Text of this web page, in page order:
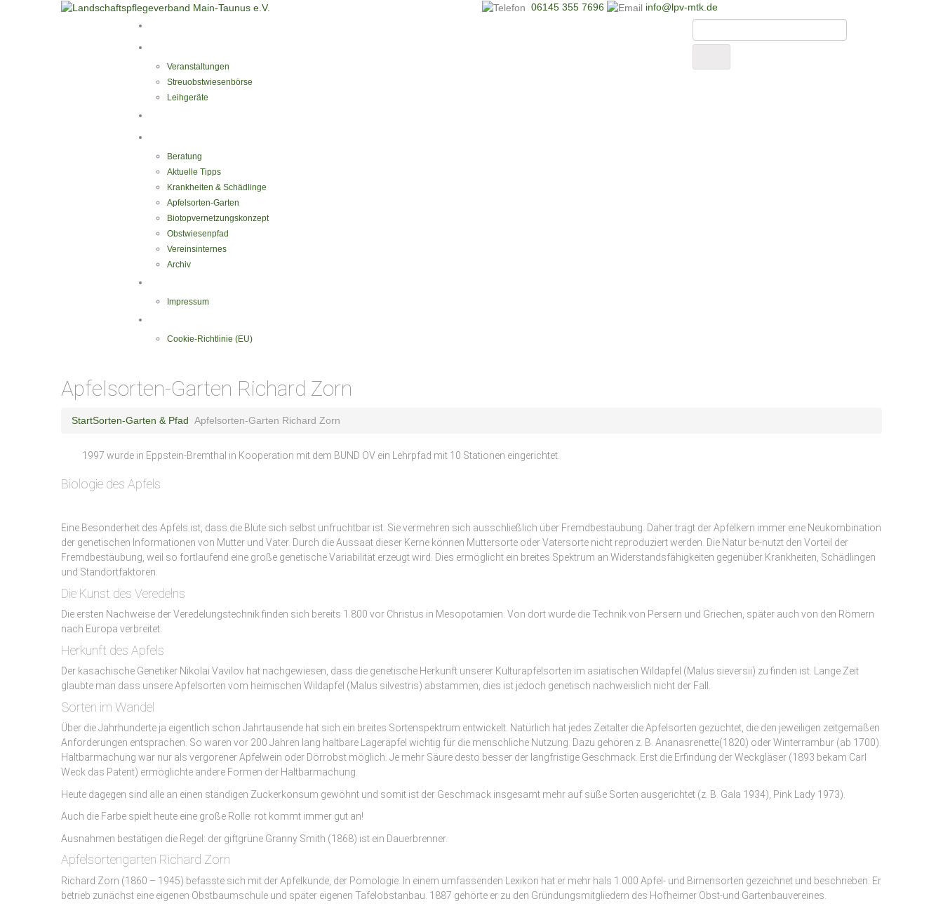
06145 355 7696 info@lpv-mtk.de
Veranstaltungen
Streuobstwiesenbörse
Leihgeräte
Beratung
Aktuelle Tipps
Krankheiten & Schädlinge
Apfelsorten-Garten
Biotopvernetzungskonzept
Obstwiesenpfad
Vereinsinternes
Archiv
Impressum
Cookie-Richtlinie (EU)
Apfelsorten-Garten Richard Zorn
StartSorten-Garten & Pfad Apfelsorten-Garten Richard Zorn
1997 wurde in Eppstein-Bremthal in Kooperation mit dem BUND OV ein Lehrpfad mit 10 Stationen eingerichtet.
Biologie des Apfels
Eine Besonderheit des Apfels ist, dass die Blüte sich selbst unfruchtbar ist. Sie vermehren sich ausschließlich über Fremdbestäubung. Daher trägt der Apfelkern immer eine Neukombination
der genetischen Informationen von Mutter und Vater. Durch die Aussaat dieser Kerne können Muttersorte oder Vatersorte nicht reproduziert werden. Die Natur be-nutzt den Vorteil der
Fremdbestäubung, weil so fortlaufend eine große genetische Variabilität erzeugt wird. Dies ermöglicht ein breites Spektrum an Widerstandsfähigkeiten gegenüber Krankheiten, Schädlingen
und Standortfaktoren.
Die Kunst des Veredelns
Die ersten Nachweise der Veredelungstechnik finden sich bereits 1.800 vor Christus in Mesopotamien. Von dort wurde die Technik von Persern und Griechen, später auch von den Römern
nach Europa verbreitet.
Herkunft des Apfels
Der kasachische Genetiker Nikolai Vavilov hat nachgewiesen, dass die genetische Herkunft unserer Kulturapfelsorten im asiatischen Wildapfel (Malus sieversii) zu finden ist. Lange Zeit
glaubte man dass unsere Apfelsorten vom heimischen Wildapfel (Malus silvestris) abstammen, dies ist jedoch genetisch nachweislich nicht der Fall.
Sorten im Wandel
Über die Jahrhunderte ja eigentlich schon Jahrtausende hat sich ein breites Sortenspektrum entwickelt. Natürlich hat jedes Zeitalter die Apfelsorten gezüchtet, die den jeweiligen zeitgemäßen
Anforderungen entsprachen. So waren vor 200 Jahren lang haltbare Lageräpfel wichtig für die menschliche Nutzung. Dazu gehören z. B. Ananasrenette(1820) oder Winterrambur (ab 1700).
Haltbarmachung war nur als vergorener Apfelwein oder Dörrobst möglich. Je mehr Säure desto besser der langfristige Geschmack. Erst die Erfindung der Weckgläser (1893 bekam Carl
Weck das Patent) ermöglichte andere Formen der Haltbarmachung.
Heute dagegen sind alle an einen ständigen Zuckerkonsum gewöhnt und somit ist der Geschmack insgesamt mehr auf süße Sorten ausgerichtet (z. B. Gala 1934), Pink Lady 1973).
Auch die Farbe spielt heute eine große Rolle: rot kommt immer gut an!
Ausnahmen bestätigen die Regel: der giftgrüne Granny Smith (1868) ist ein Dauerbrenner.
Apfelsortengarten Richard Zorn
Richard Zorn (1860 – 1945) befasste sich mit der Apfelkunde, der Pomologie. In einem umfassenden Lexikon hat er mehr hals 1.000 Apfel- und Birnensorten gezeichnet und beschrieben. Er
betrieb zunächst eine eigenen Obstbaumschule und später eigenen Tafelobstanbau. 1887 gehörte er zu den Gründungsmitgliedern des Hofheimer Obst-und Gartenbauvereines.